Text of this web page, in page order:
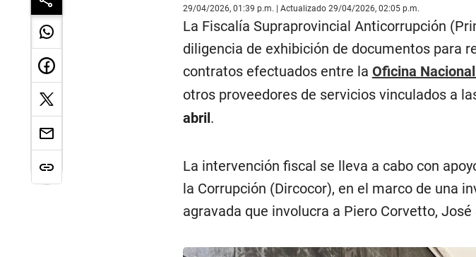
29/04/2026, 01:39 p.m. | Actualizado 29/04/2026, 02:05 p.m.
La Fiscalía Supraprovincial Anticorrupción
diligencia de exhibición de documentos para
contratos efectuados entre la Oficina
otros proveedores de servicios vinculados a
abril.
La intervención fiscal se lleva a cabo con
la Corrupción (Dircocor), en el marco de una
agravada que involucra a Piero Corvetto,